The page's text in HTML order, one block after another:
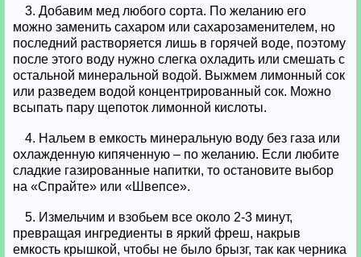
3. Добавим мед любого сорта. По желанию его
можно заменить сахаром или сахарозаменителем, но
последний растворяется лишь в горячей воде, поэтому
после этого воду нужно слегка охладить или смешать с
остальной минеральной водой. Выжмем лимонный сок
или разведем водой концентрированный сок. Можно
всыпать пару щепоток лимонной кислоты.
4. Нальем в емкость минеральную воду без газа или
охлажденную кипяченную – по желанию. Если любите
сладкие газированные напитки, то остановите выбор
на «Спрайте» или «Швепсе».
5. Измельчим и взобьем все около 2-3 минут,
превращая ингредиенты в яркий фреш, накрыв
емкость крышкой, чтобы не было брызг, так как черника